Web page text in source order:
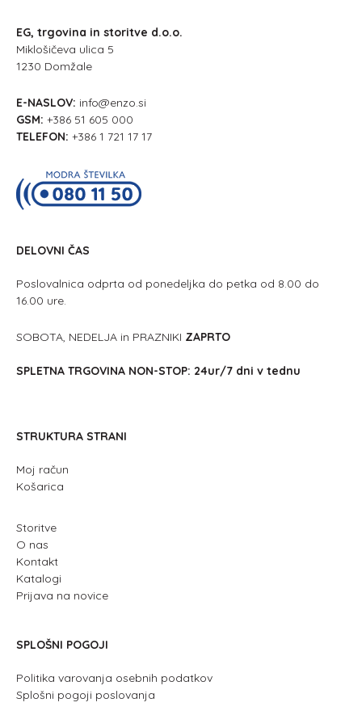
EG, trgovina in storitve d.o.o.
Miklošičeva ulica 5
1230 Domžale
E-NASLOV: info@enzo.si
GSM: +386 51 605 000
TELEFON: +386 1 721 17 17
DELOVNI ČAS
Poslovalnica odprta od ponedeljka do petka od 8.00 do
16.00 ure.
SOBOTA, NEDELJA in PRAZNIKI ZAPRTO
SPLETNA TRGOVINA NON-STOP: 24ur/7 dni v tednu
STRUKTURA STRANI
Moj račun
Košarica
Storitve
O nas
Kontakt
Katalogi
Prijava na novice
SPLOŠNI POGOJI
Politika varovanja osebnih podatkov
Splošni pogoji poslovanja